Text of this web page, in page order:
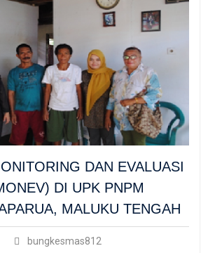
DAN EVALUASI
DI UPK PNPM
MALUKU TENGAH
bungkesmas812